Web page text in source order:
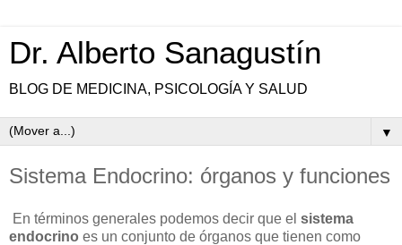
Dr. Alberto Sanagustín
BLOG DE MEDICINA, PSICOLOGÍA Y SALUD
▼
Sistema Endocrino: órganos y funciones
En términos generales podemos decir que el sistema
endocrino es un conjunto de órganos que tienen como